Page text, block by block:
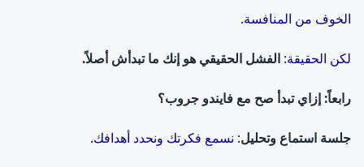
الخوف من المنافسة.
لكن الحقيقة: الفشل الحقيقي هو إنك ما تبدأش أصلاً.
رابعاً: إزاي تبدأ صح مع فايندو جروب؟
جلسة استماع وتحليل: نسمع فكرتك ونحدد أهدافك.